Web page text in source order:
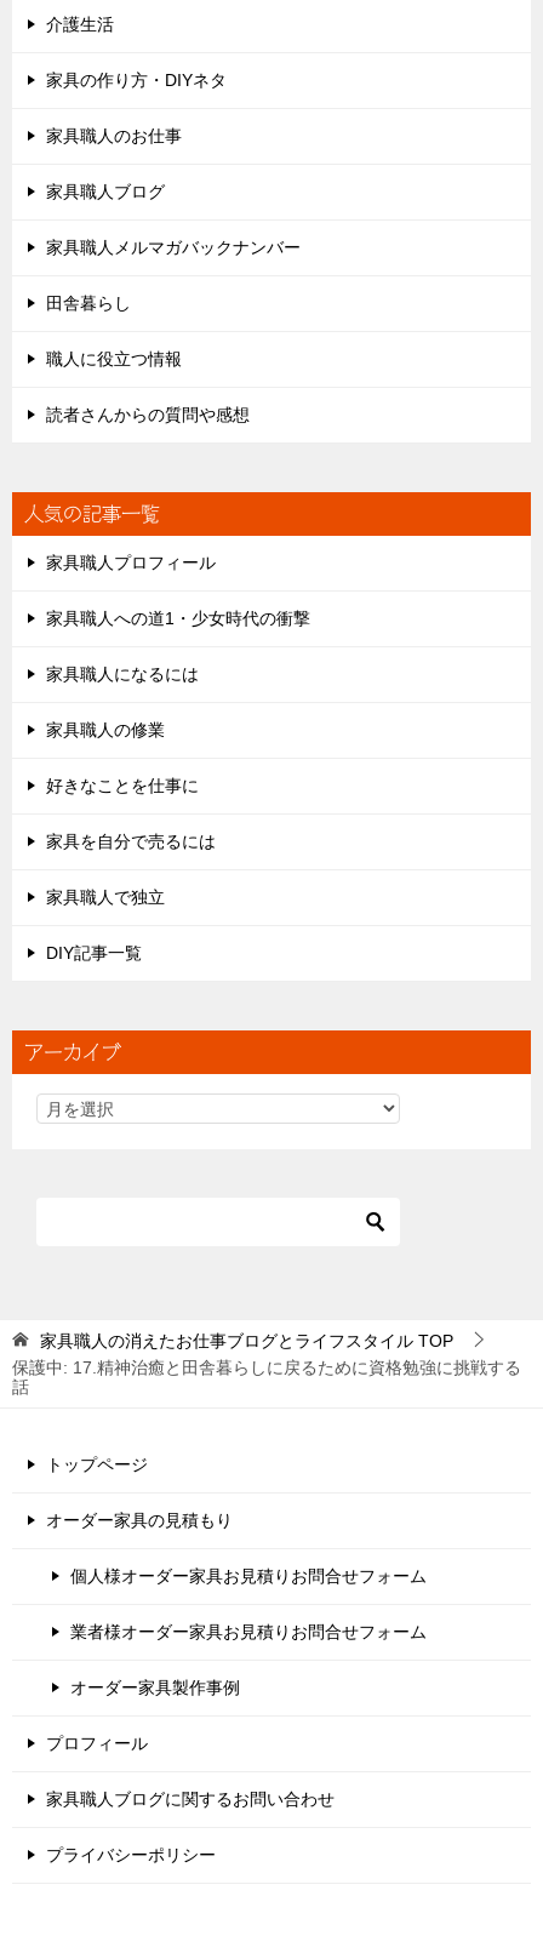
介護生活
家具の作り方・DIYネタ
家具職人のお仕事
家具職人ブログ
家具職人メルマガバックナンバー
田舎暮らし
職人に役立つ情報
読者さんからの質問や感想
人気の記事一覧
家具職人プロフィール
家具職人への道1・少女時代の衝撃
家具職人になるには
家具職人の修業
好きなことを仕事に
家具を自分で売るには
家具職人で独立
DIY記事一覧
アーカイブ
家具職人の消えたお仕事ブログとライフスタイル TOP
保護中: 17.精神治癒と田舎暮らしに戻るために資格勉強に挑戦する
話
トップページ
オーダー家具の見積もり
個人様オーダー家具お見積りお問合せフォーム
業者様オーダー家具お見積りお問合せフォーム
オーダー家具製作事例
プロフィール
家具職人ブログに関するお問い合わせ
プライバシーポリシー